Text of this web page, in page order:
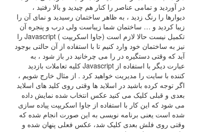
در آوردید و تمامی عناصر را کنار هم چیدید و بالا رفتید ،
دیوارها را رنگ زدید ، به ظاهر ساختمان رسیدید و نمای آن را
زیبا کردید و … ساختمان شما زیباست ولی درب و پنجره آن
تکمیل نیست حالا لازم است (جاوا اسکریپت ) Javascript را
نیز به ساختمان خود وارد کنیم تا با استفاده از آن حالتی بوجود
آید که وقتی دستگیره در را می چرخانید در باز شود ، به
عبارت دیگر با استفاده از Javascript کلیه تعاملات بازدید
کننده با سایت را مدیریت خواهید کرد . از مثال خارج شویم ،
اگر توجه کرده باشید در اسلاید ها وقتی روی کلید های اسلاید
بعدی و قبلی کلیک می کنید عکس انتخاب شده نمایش داده
می شود که این کار با استفاده از جاوا اسکریپت پیاده سازی
شده است یعنی برنامه نویسی به این صورت انجام شده که
وقتی روی فلش بعدی کلیک شد، عکس فعلی پنهان شده و